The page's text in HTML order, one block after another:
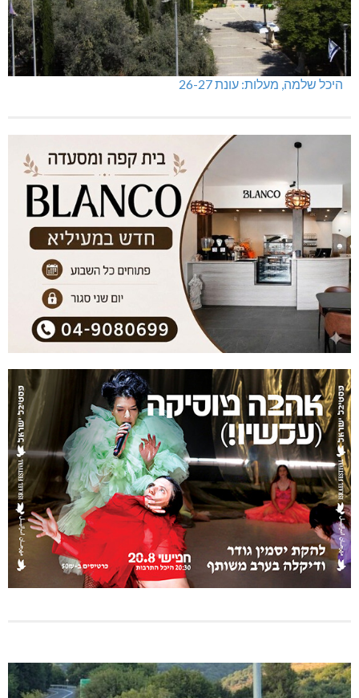
היכל שלמה, מעלות: עונת 26-27